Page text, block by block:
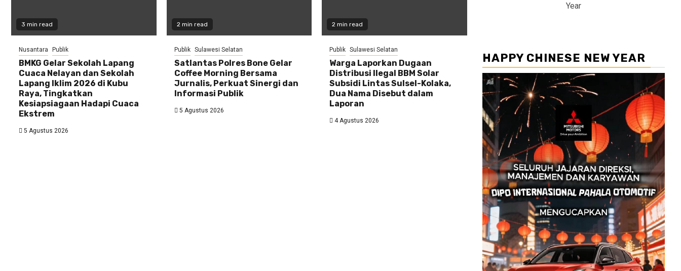
3 min read
Nusantara Publik
BMKG Gelar Sekolah Lapang
Cuaca Nelayan dan Sekolah
Lapang Iklim 2026 di Kubu
Raya, Tingkatkan
Kesiapsiagaan Hadapi Cuaca
Ekstrem
5 Agustus 2026
2 min read
Publik Sulawesi Selatan
Satlantas Polres Bone Gelar
Coffee Morning Bersama
Jurnalis, Perkuat Sinergi dan
Informasi Publik
5 Agustus 2026
2 min read
Publik Sulawesi Selatan
Warga Laporkan Dugaan
Distribusi Ilegal BBM Solar
Subsidi Lintas Sulsel-Kolaka,
Dua Nama Disebut dalam
Laporan
4 Agustus 2026
Year
HAPPY CHINESE NEW YEAR